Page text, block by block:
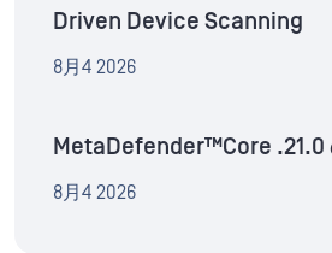
Driven Device Scanning
8月4 2026
MetaDefender™Core .21.0
8月4 2026